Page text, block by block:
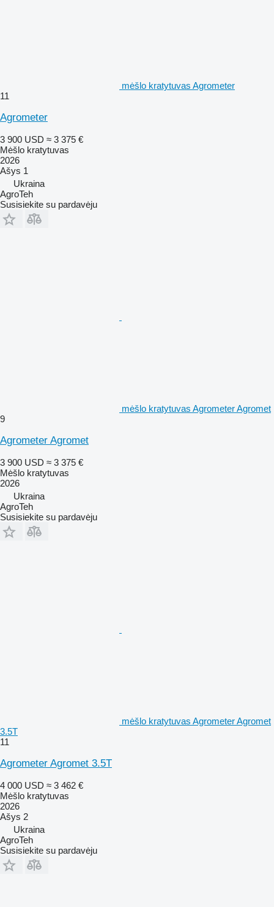
mėšlo kratytuvas Agrometer
11
Agrometer
3 900 USD ≈ 3 375 €
Mėšlo kratytuvas
2026
Ašys 1
Ukraina
AgroTeh
Susisiekite su pardavėju
mėšlo kratytuvas Agrometer Agromet
9
Agrometer Agromet
3 900 USD ≈ 3 375 €
Mėšlo kratytuvas
2026
Ukraina
AgroTeh
Susisiekite su pardavėju
mėšlo kratytuvas Agrometer Agromet
3.5T
11
Agrometer Agromet 3.5T
4 000 USD ≈ 3 462 €
Mėšlo kratytuvas
2026
Ašys 2
Ukraina
AgroTeh
Susisiekite su pardavėju